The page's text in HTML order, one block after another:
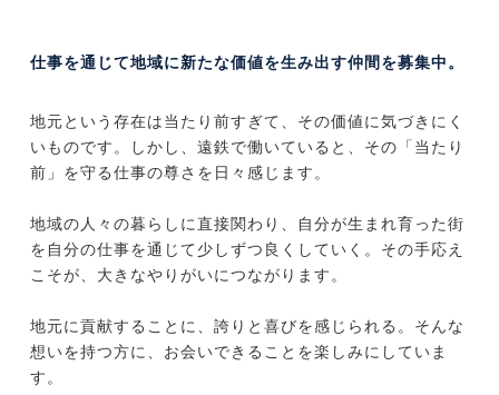
仕事を通じて地域に新たな価値を生み出す仲間を募集中。
地元という存在は当たり前すぎて、その価値に気づきにく
いものです。しかし、遠鉄で働いていると、その「当たり
前」を守る仕事の尊さを日々感じます。
地域の人々の暮らしに直接関わり、自分が生まれ育った街
を自分の仕事を通じて少しずつ良くしていく。その手応え
こそが、大きなやりがいにつながります。
地元に貢献することに、誇りと喜びを感じられる。そんな
想いを持つ方に、お会いできることを楽しみにしていま
す。